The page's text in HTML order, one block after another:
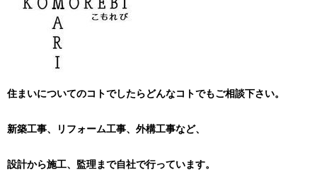
住まいについてのコトでしたらどんなコトでもご相談下さい。
新築工事、リフォーム工事、外構工事など、
設計から施工、監理まで自社で行っています。